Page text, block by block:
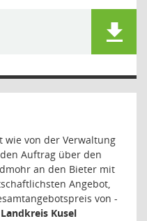
wie von der Verwaltung
den Auftrag über den
an den Bieter mit
Angebot,
von -
Kusel